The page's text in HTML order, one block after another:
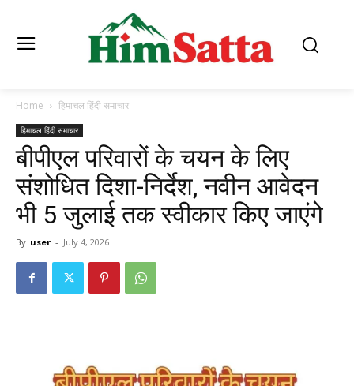
Home हिमाचल हिंदी समाचार
हिमाचल हिंदी समाचार
बीपीएल परिवारों के चयन के लिए
संशोधित दिशा-निर्देश, नवीन आवेदन
भी 5 जुलाई तक स्वीकार किए जाएंगे
By user - July 4, 2026